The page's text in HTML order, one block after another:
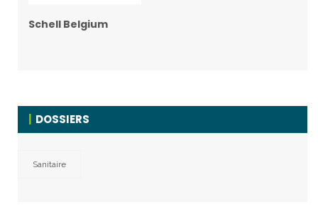
Schell Belgium
DOSSIERS
Sanitaire